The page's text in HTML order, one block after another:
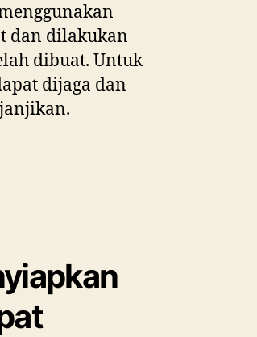
dan dilakukan
dibuat. Untuk
dijaga dan